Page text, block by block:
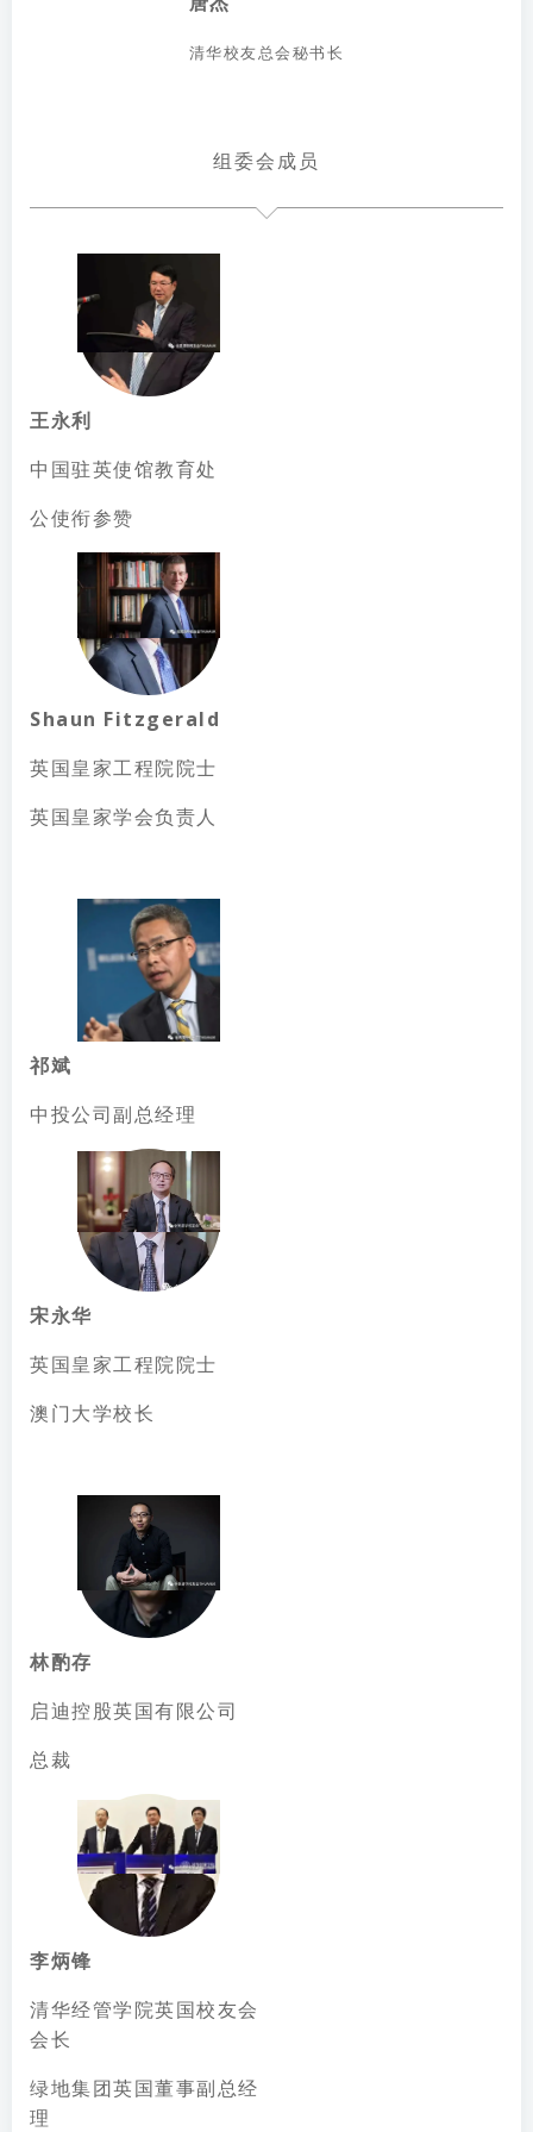
清华校友总会秘书⻓
组委会成员
王永利
中国驻英使馆教育处
公使衔参赞
Shaun Fitzgerald
英国皇家⼯程院院⼠
英国皇家学会负责人
祁斌
中投公司副总经理
宋永华
英国皇家工程院院士
澳门大学校长
林酌存
启迪控股英国有限公司
总裁
李炳锋
清华经管学院英国校友会
会长
绿地集团英国董事副总经
理